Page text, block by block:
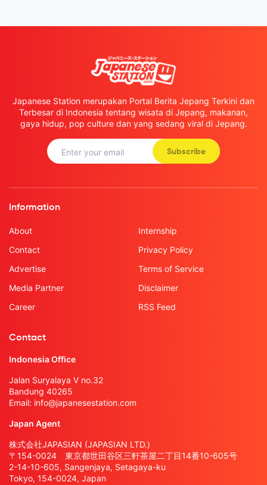
Japanese Station merupakan Portal Berita Jepang Terkini dan
Terbesar di Indonesia tentang wisata di Jepang, makanan,
gaya hidup, pop culture dan yang sedang viral di Jepang.
Subscribe
Information
About
Contact
Advertise
Media Partner
Career
Internship
Privacy Policy
Terms of Service
Disclaimer
RSS Feed
Contact
Indonesia Office
Jalan Suryalaya V no.32
Bandung 40265
Email: info@japanesestation.com
Japan Agent
株式会社JAPASIAN (JAPASIAN LTD.)
〒154-0024 東京都世田谷区三軒茶屋二丁目14番10-605号
2-14-10-605, Sangenjaya, Setagaya-ku
Tokyo, 154-0024, Japan